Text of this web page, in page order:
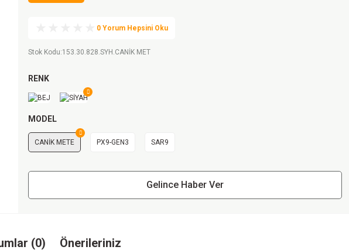
0 Yorum Hepsini Oku
Stok Kodu:153.30.828.SYH.CANİK MET
RENK
MODEL
CANİK METE PX9-GEN3 SAR9
Gelince Haber Ver
(0) Önerileriniz